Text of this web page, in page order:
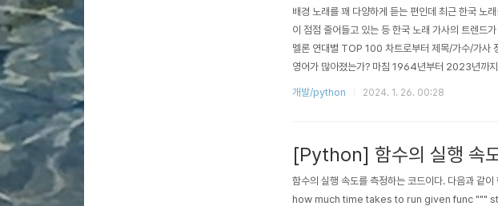
배경 노래를 꽤 다양하게 듣는 편인데 최근 한국 노
이 점점 줄어들고 있는 등 한국 노래 가사의 트렌드
멜론 연대별 TOP 100 차트로부터 제목/가수/가사
영어가 많아졌는가? 마침 1964년부터 2023년까
중은 많아졌다. 2023년에 들어서는 영어 가사의 비
개발/python 2024. 1. 26. 00:28
[Python] 함수의 실행 속
함수의 실행 속도를 측정하는 코드이다. 다음과
how much time takes to run given func """